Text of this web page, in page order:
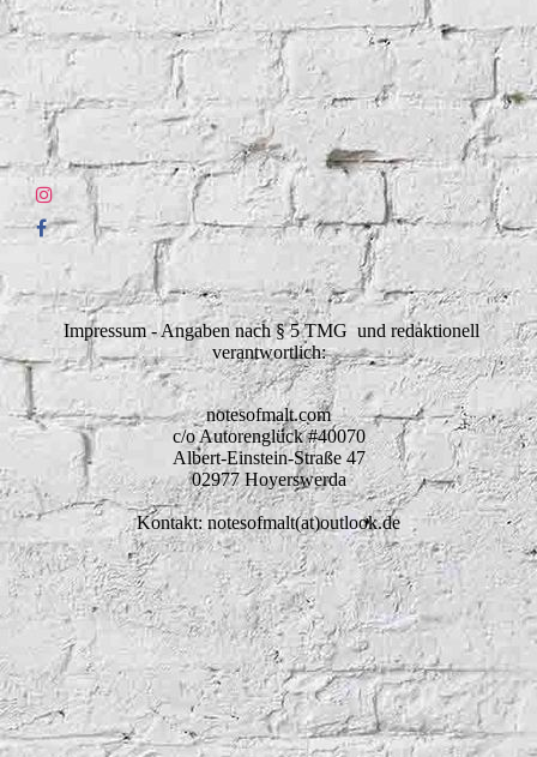
Impressum - Angaben nach § 5 TMG und redaktionell
verantwortlich:
notesofmalt.com
c/o Autorenglück #40070
Albert-Einstein-Straße 47
02977 Hoyerswerda
Kontakt: notesofmalt(at)outlook.de